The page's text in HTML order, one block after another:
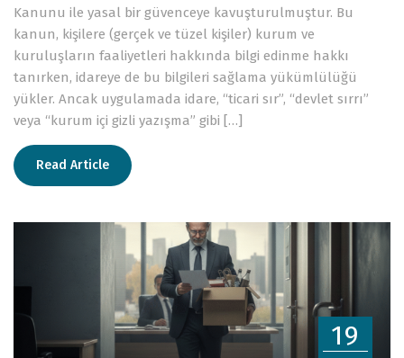
Kanunu ile yasal bir güvenceye kavuşturulmuştur. Bu
kanun, kişilere (gerçek ve tüzel kişiler) kurum ve
kuruluşların faaliyetleri hakkında bilgi edinme hakkı
tanırken, idareye de bu bilgileri sağlama yükümlülüğü
yükler. Ancak uygulamada idare, “ticari sır”, “devlet sırrı”
veya “kurum içi gizli yazışma” gibi […]
Read Article
19